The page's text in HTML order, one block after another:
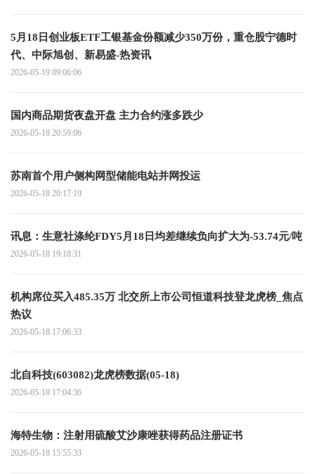
5月18日创业板ETF工银基金份额减少350万份，重仓股宁德时
代、中际旭创、新易盛-热资讯
2026-05-19 09:06:06
国内商品期货夜盘开盘 主力合约涨多跌少
2026-05-18 20:59:06
苏南首个用户侧构网型储能电站并网投运
2026-05-18 20:17:19
讯息：生意社涤纶FDY5月18日均差继续负向扩大为-53.74元/吨
2026-05-18 19:18:31
机构席位买入485.35万 北交所上市公司恒道科技登龙虎榜_焦点
热议
2026-05-18 17:06:33
北自科技(603082)龙虎榜数据(05-18)
2026-05-18 17:04:36
海特生物：注射用硫酸艾沙康唑获得药品注册证书
2026-05-18 15:55:33